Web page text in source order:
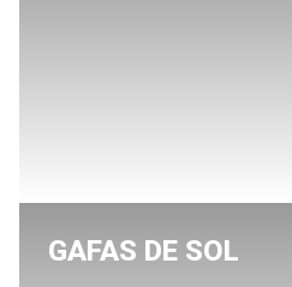
GAFAS DE SOL